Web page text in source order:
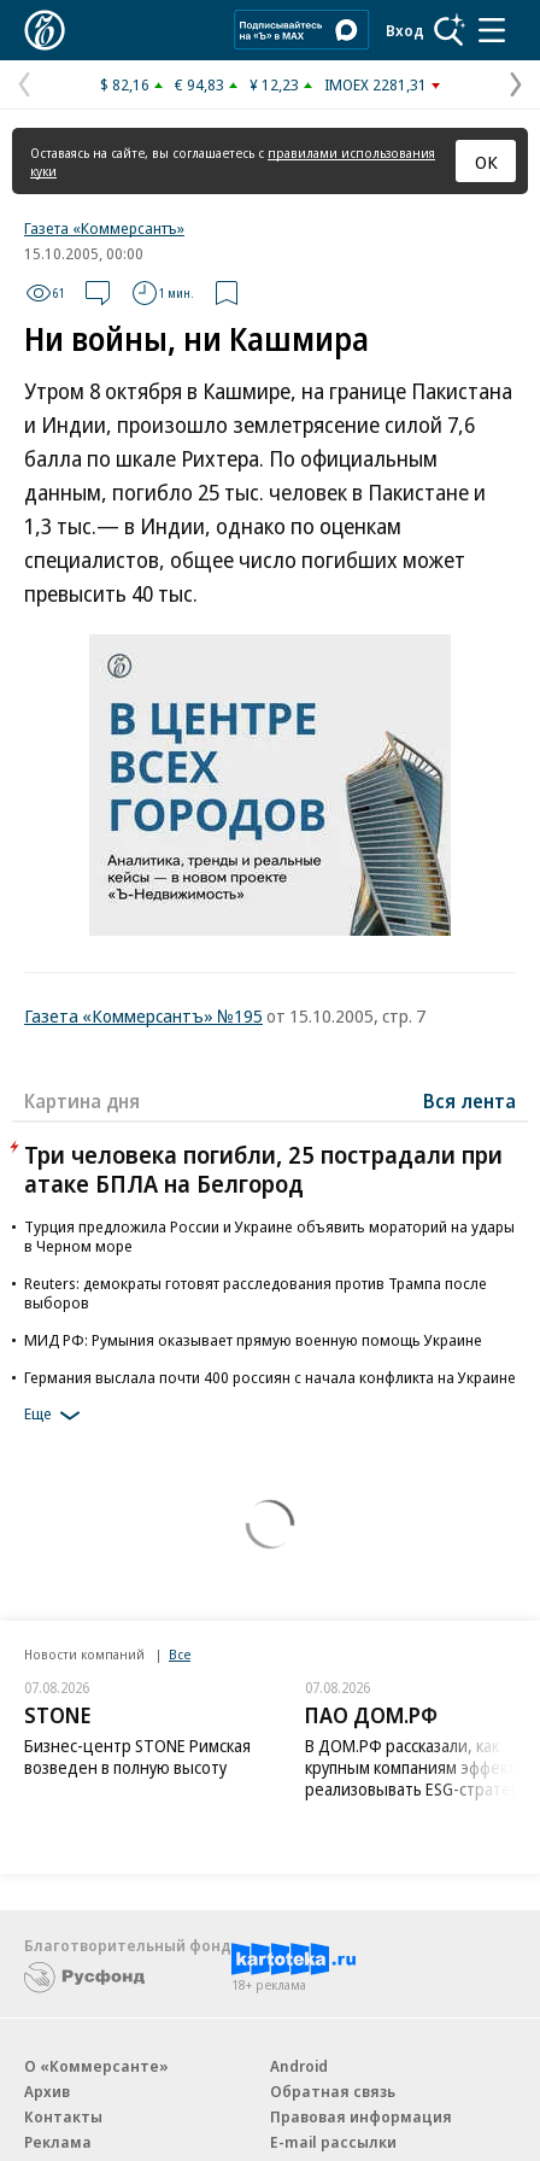
Вход
Предыдущая
страница
$ 82,16 € 94,83 ¥ 12,23 IMOEX 2281,31
Оставаясь на сайте, вы соглашаетесь с правилами использования
куки
ОК
Газета «Коммерсантъ»
15.10.2005, 00:00
61 1 мин.
Ни войны, ни Кашмира
Утром 8 октября в Кашмире, на границе Пакистана
и Индии, произошло землетрясение силой 7,6
балла по шкале Рихтера. По официальным
данным, погибло 25 тыс. человек в Пакистане и
1,3 тыс.— в Индии, однако по оценкам
специалистов, общее число погибших может
превысить 40 тыс.
Газета «Коммерсантъ» №195 от 15.10.2005, стр. 7
Картина дня Вся лента
Три человека погибли, 25 пострадали при
атаке БПЛА на Белгород
Турция предложила России и Украине объявить мораторий на удары
в Черном море
Reuters: демократы готовят расследования против Трампа после
выборов
МИД РФ: Румыния оказывает прямую военную помощь Украине
Германия выслала почти 400 россиян с начала конфликта на Украине
Еще
Новости компаний Все
07.08.2026
STONE
Бизнес-центр STONE Римская
возведен в полную высоту
07.08.2026
ПАО ДОМ.РФ
В ДОМ.РФ рассказали, как
крупным компаниям
реализовывать ESG-стратегию
Благотворительный фонд
18+ реклама
О «Коммерсанте»
Архив
Контакты
Реклама
Android
Обратная связь
Правовая информация
E-mail рассылки